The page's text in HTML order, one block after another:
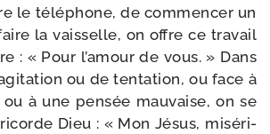
le télé­phone, de com­men­cer un
la vais­selle, on offre ce tra­vail
: « Pour l’a­mour de vous. » Dans
ou de ten­ta­tion, ou face à
à une pen­sée mau­vaise, on se
Dieu : « Mon Jésus, misé­ri­